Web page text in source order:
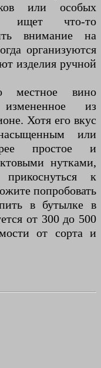
или особых
ищет что-то
внимание на
организуются
изделия ручной
местное вино
измененное из
Хотя его вкус
или
простое и
нутками,
к
попробовать
в бутылке в
от 300 до 500
от сорта и